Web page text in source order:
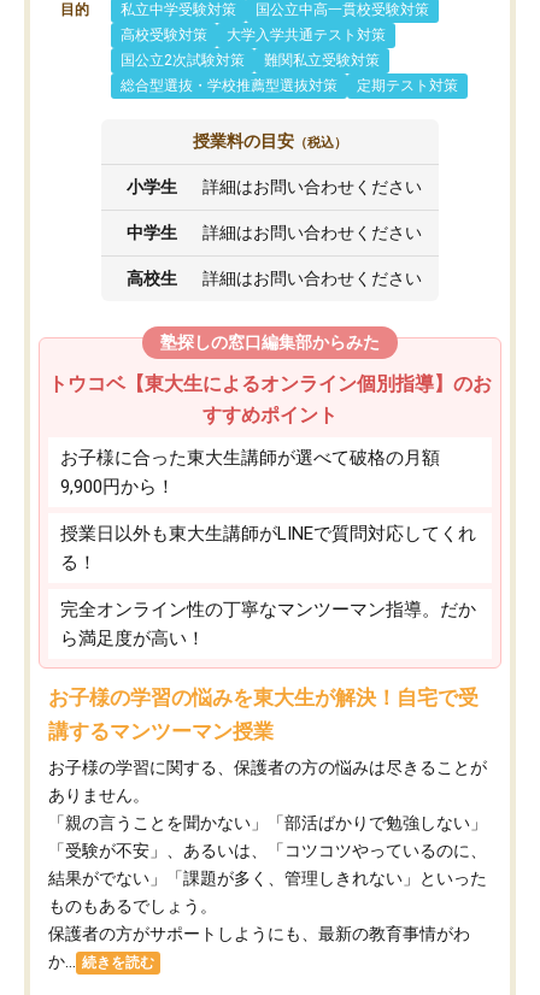
目的 私立中学受験対策
国公立中高一貫校受験対策
高校受験対策
大学入学共通テスト対策
国公立2次試験対策
難関私立受験対策
総合型選抜・学校推薦型選抜対策
定期テスト対策
授業料の目安 （税込）
小学生 詳細はお問い合わせください
中学生 詳細はお問い合わせください
高校生 詳細はお問い合わせください
塾探しの窓口編集部からみた
トウコベ【東大生によるオンライン個別指導】のお
すすめポイント
お子様に合った東大生講師が選べて破格の月額
9,900円から！
授業日以外も東大生講師がLINEで質問対応してくれ
る！
完全オンライン性の丁寧なマンツーマン指導。だか
ら満足度が高い！
お子様の学習の悩みを東大生が解決！自宅で受
講するマンツーマン授業
お子様の学習に関する、保護者の方の悩みは尽きることが
ありません。
「親の言うことを聞かない」「部活ばかりで勉強しない」
「受験が不安」、あるいは、「コツコツやっているのに、
結果がでない」「課題が多く、管理しきれない」といった
ものもあるでしょう。
保護者の方がサポートしようにも、最新の教育事情がわ
か...
続きを読む